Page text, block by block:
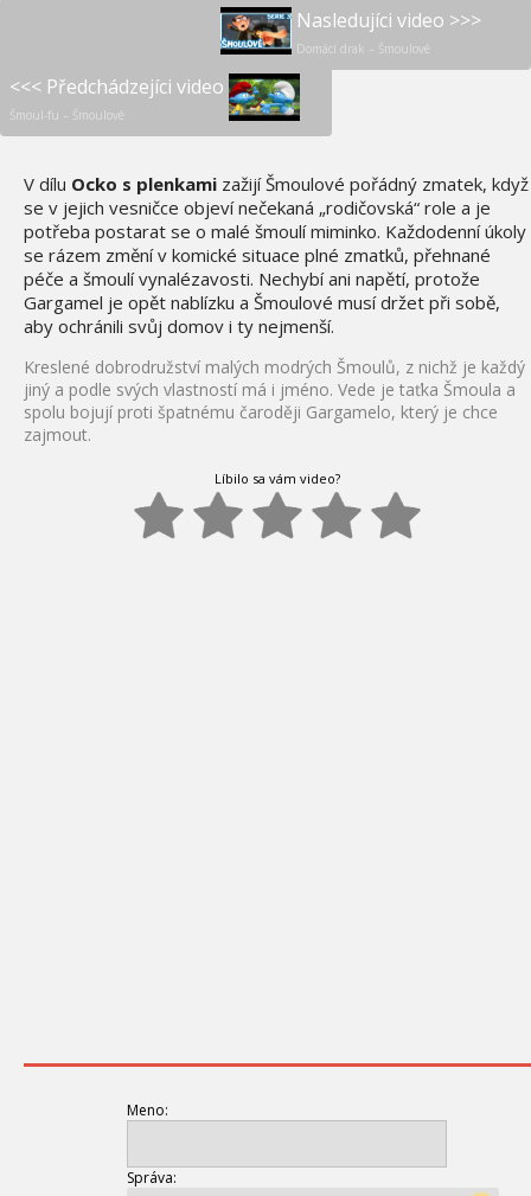
Nasledujíci video >>>
Domácí drak – Šmoulové
<<< Předchádzejíci video
Šmoul-fu – Šmoulové
V dílu Ocko s plenkami zažijí Šmoulové pořádný zmatek, když
se v jejich vesničce objeví nečekaná „rodičovská“ role a je
potřeba postarat se o malé šmoulí miminko. Každodenní úkoly
se rázem změní v komické situace plné zmatků, přehnané
péče a šmoulí vynalézavosti. Nechybí ani napětí, protože
Gargamel je opět nablízku a Šmoulové musí držet při sobě,
aby ochránili svůj domov i ty nejmenší.
Kreslené dobrodružství malých modrých Šmoulů, z nichž je každý
jiný a podle svých vlastností má i jméno. Vede je taťka Šmoula a
spolu bojují proti špatnému čaroději Gargamelo, který je chce
zajmout.
Líbilo sa vám video?
Meno:
Správa: